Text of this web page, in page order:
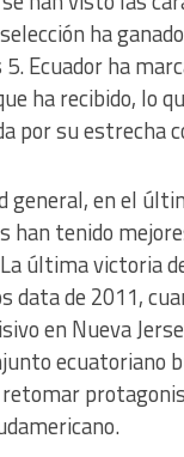
ha
Ecuador ha
ha recibido, lo
por su estrecha
general, en el
han tenido
última victoria
data de 2011,
en Nueva
ecuatoriano